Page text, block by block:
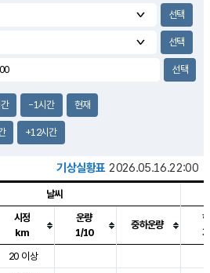
m/s
-1시간 현재
+12시간
기상실황표 2026.05.16.22:00
씨, 기온, 강수, 바람, 기압등을 안내한 표입
날씨
시정
km
운량
1/10
중하운량
20 이상